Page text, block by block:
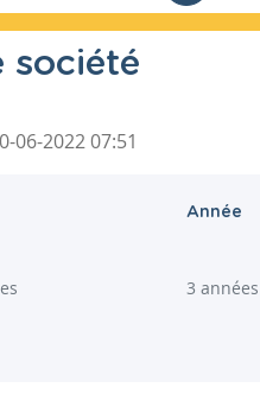
société
06-2022 07:51
Année
3 années